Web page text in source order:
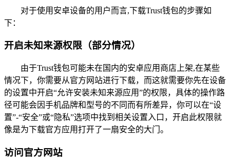
对于使用安卓设备的用户而言,下载Trust钱包的步骤如
下：
开启未知来源权限（部分情况）
由于Trust钱包可能未在国内的安卓应用商店上架,在某些
情况下，你需要从官方网站进行下载，而这就需要你先在设备
的设置中开启“允许安装未知来源应用”的权限，具体的操作路
径可能会因手机品牌和型号的不同而有所差异，你可以在“设
置”-“安全”或“隐私”选项中找到相关设置入口，开启此权限就
像是为下载官方应用打开了一扇安全的大门。
访问官方网站